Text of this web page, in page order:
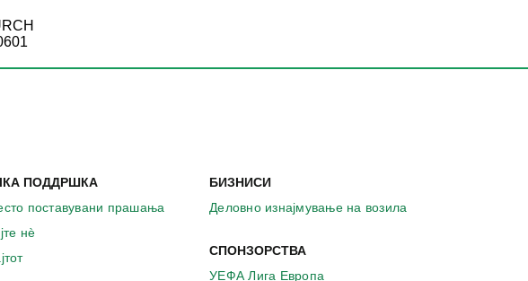
ПОДДРШКА
поставувани прашања
нѐ
БИЗНИСИ
Деловно изнајмување на возила
СПОНЗОРСТВА
УЕФА Лига Европа